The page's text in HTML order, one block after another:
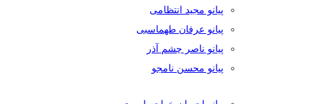
پیانو مجید انتظامی
پیانو عرفان طهماسبی
پیانو ناصر چشم آذر
پیانو محسن نامجو